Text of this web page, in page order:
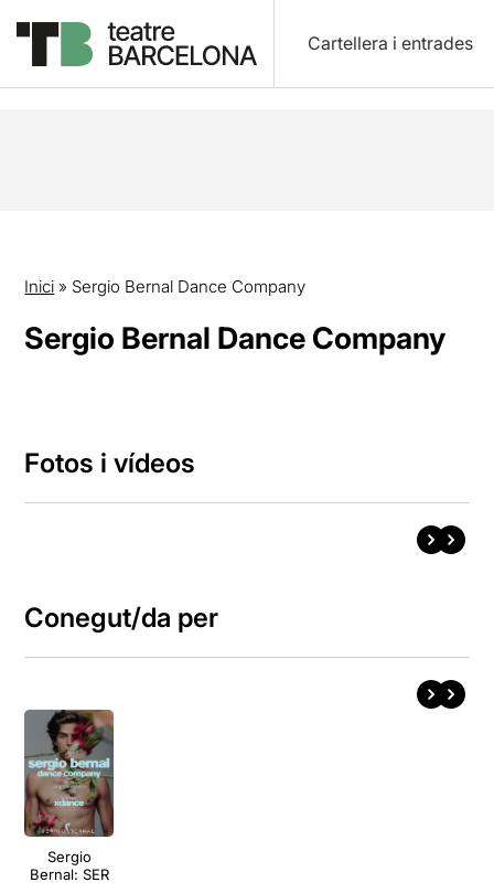
Cartellera i entrades
Inici » Sergio Bernal Dance Company
Sergio Bernal Dance Company
Fotos i vídeos
Conegut/da per
Sergio
Bernal: SER